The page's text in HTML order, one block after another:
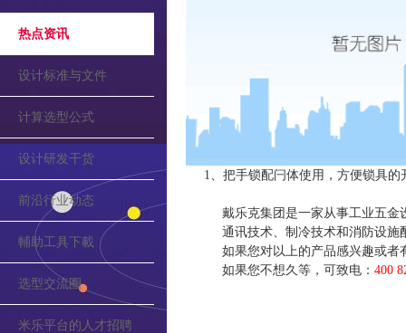
热点资讯
设计标准与文件
计算选型公式
设计研发干货
前沿行业动态
輔助工具下載
选型交流圈
米乐平台的人才招聘
1、把手锁配闩体使用，方便锁具的
戴乐克集团是一家从事工业五金
通讯技术、制冷技术和消防设
如果您对以上的产品感兴趣或者
如果您不想久等，可致电： 400